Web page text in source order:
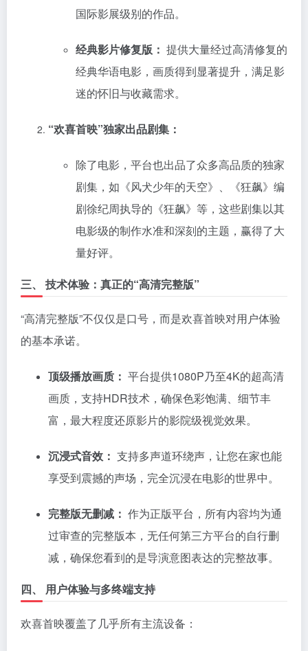
国际影展级别的作品。
经典影片修复版： 提供大量经过高清修复的
经典华语电影，画质得到显著提升，满足影
迷的怀旧与收藏需求。
“欢喜首映”独家出品剧集：
除了电影，平台也出品了众多高品质的独家
剧集，如《风犬少年的天空》、《狂飙》编
剧徐纪周执导的《狂飙》等，这些剧集以其
电影级的制作水准和深刻的主题，赢得了大
量好评。
三、 技术体验：真正的“高清完整版”
“高清完整版”不仅仅是口号，而是欢喜首映对用户体验
的基本承诺。
顶级播放画质： 平台提供1080P乃至4K的超高清
画质，支持HDR技术，确保色彩饱满、细节丰
富，最大程度还原影片的影院级视觉效果。
沉浸式音效： 支持多声道环绕声，让您在家也能
享受到震撼的声场，完全沉浸在电影的世界中。
完整版无删减： 作为正版平台，所有内容均为通
过审查的完整版本，无任何第三方平台的自行删
减，确保您看到的是导演意图表达的完整故事。
四、 用户体验与多终端支持
欢喜首映覆盖了几乎所有主流设备：